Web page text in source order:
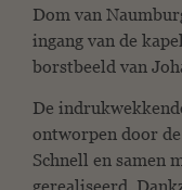
Dom van
ingang van de
borstbeeld van
De
ontworpen door
Schnell en samen